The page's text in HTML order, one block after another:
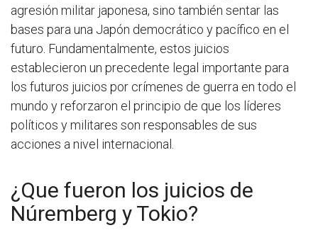
agresión militar japonesa, sino también sentar las
bases para una Japón democrático y pacífico en el
futuro. Fundamentalmente, estos juicios
establecieron un precedente legal importante para
los futuros juicios por crímenes de guerra en todo el
mundo y reforzaron el principio de que los líderes
políticos y militares son responsables de sus
acciones a nivel internacional.
¿Que fueron los juicios de
Núremberg y Tokio?